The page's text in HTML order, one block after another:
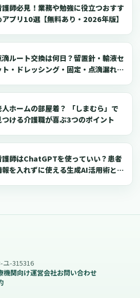
護師必見！業務や勉強に役立つおすす
アプリ10選【無料あり・2026年版】
滴ルート交換は何日？留置針・輸液セ
ト・ドレッシング・固定・点滴漏れ対
人ホームの部屋着？ 「しまむら」で
つける介護職が喜ぶ3つのポイント
護師はChatGPTを使っていい？患者
報を入れずに使える生成AI活用術とプ
ユ-315316
機関向け運営会社お問い合わせ